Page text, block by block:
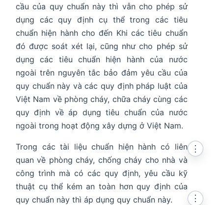
cầu của quy chuẩn này thì vẫn cho phép sử
dụng các quy định cụ thể trong các tiêu
chuẩn hiện hành cho đến Khi các tiêu chuẩn
đó được soát xét lại, cũng như cho phép sử
dụng các tiêu chuẩn hiện hành của nước
ngoài trên nguyên tắc bảo đảm yêu cầu của
quy chuẩn này và các quy định pháp luật của
Việt Nam về phòng cháy, chữa cháy cùng các
quy định về áp dụng tiêu chuẩn của nước
ngoài trong hoạt động xây dựng ở Việt Nam.
Trong các tài liệu chuẩn hiện hành có liên
quan về phòng cháy, chống cháy cho nhà và
công trình mà có các quy định, yêu cầu kỹ
thuật cụ thể kém an toàn hơn quy định của
quy chuẩn này thì áp dụng quy chuẩn này.
⋮
⋮